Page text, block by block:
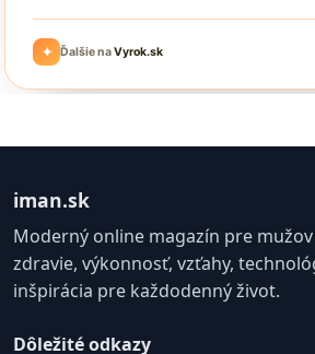
iman.sk
Moderný online magazín pre
zdravie, výkonnosť, vzťahy,
inšpirácia pre každodenný život.
Dôležité odkazy